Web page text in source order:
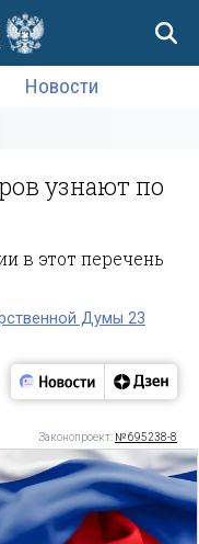
Новости
узнают по
в этот перечень
Думы 23
Законопроект: № 695238-8